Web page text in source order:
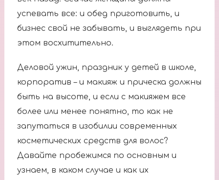
успевать все: и обед приготовить, и
бизнес свой не забывать, и выглядеть при
этом восхитительно.
Деловой ужин, праздник у детей в школе,
корпоратив – и макияж и прическа должны
быть на высоте, и если с макияжем все
более или менее понятно, то как не
запутаться в изобилии современных
косметических средств для волос?
Давайте пробежимся по основным и
узнаем, в каком случае и как их